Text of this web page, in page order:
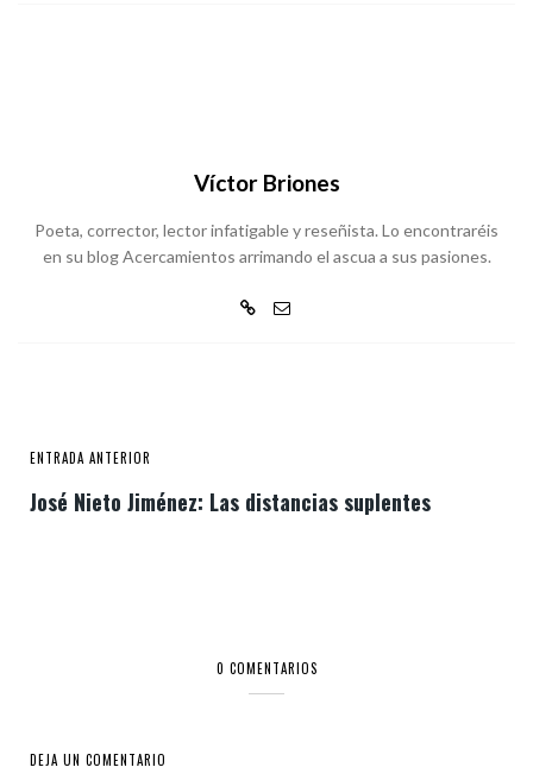
Víctor Briones
Poeta, corrector, lector infatigable y reseñista. Lo encontraréis
en su blog Acercamientos arrimando el ascua a sus pasiones.
ENTRADA ANTERIOR
José Nieto Jiménez: Las distancias suplentes
0 COMENTARIOS
DEJA UN COMENTARIO